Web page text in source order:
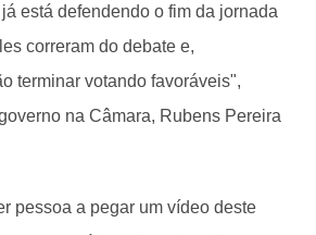
está defendendo o fim da jornada
correram do debate e,
terminar votando favoráveis",
na Câmara, Rubens Pereira
pessoa a pegar um vídeo deste